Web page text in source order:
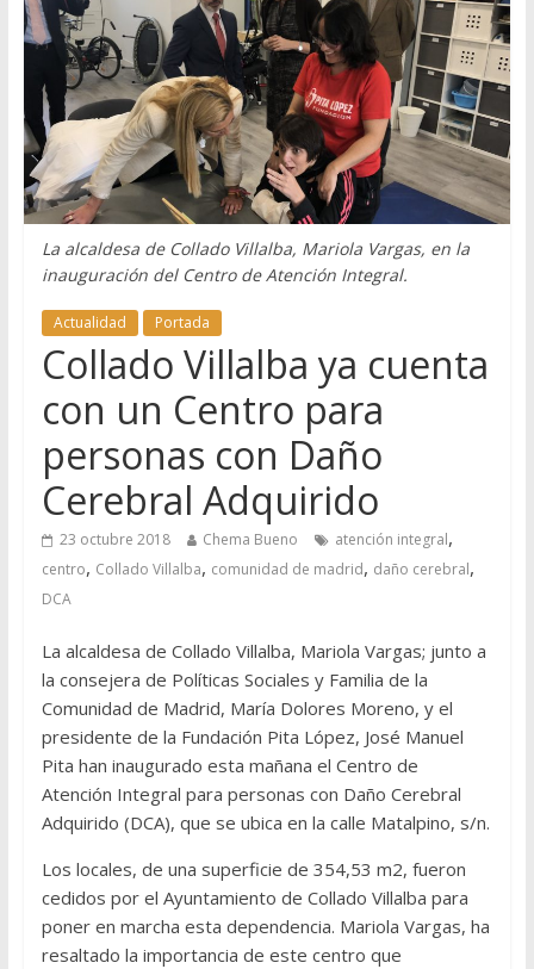
La alcaldesa de Collado Villalba, Mariola Vargas, en la
inauguración del Centro de Atención Integral.
Actualidad Portada
Collado Villalba ya cuenta
con un Centro para
personas con Daño
Cerebral Adquirido
23 octubre 2018 Chema Bueno atención integral,
centro, Collado Villalba, comunidad de madrid, daño cerebral,
DCA
La alcaldesa de Collado Villalba, Mariola Vargas; junto a
la consejera de Políticas Sociales y Familia de la
Comunidad de Madrid, María Dolores Moreno, y el
presidente de la Fundación Pita López, José Manuel
Pita han inaugurado esta mañana el Centro de
Atención Integral para personas con Daño Cerebral
Adquirido (DCA), que se ubica en la calle Matalpino, s/n.
Los locales, de una superficie de 354,53 m2, fueron
cedidos por el Ayuntamiento de Collado Villalba para
poner en marcha esta dependencia. Mariola Vargas, ha
resaltado la importancia de este centro que